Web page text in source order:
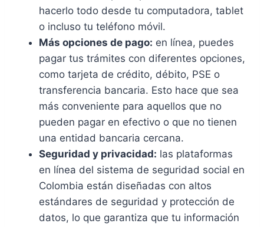
hacerlo todo desde tu computadora, tablet
o incluso tu teléfono móvil.
Más opciones de pago: en línea, puedes
pagar tus trámites con diferentes opciones,
como tarjeta de crédito, débito, PSE o
transferencia bancaria. Esto hace que sea
más conveniente para aquellos que no
pueden pagar en efectivo o que no tienen
una entidad bancaria cercana.
Seguridad y privacidad: las plataformas
en línea del sistema de seguridad social en
Colombia están diseñadas con altos
estándares de seguridad y protección de
datos, lo que garantiza que tu información